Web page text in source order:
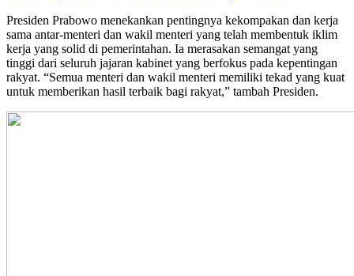
Presiden Prabowo menekankan pentingnya kekompakan dan kerja
sama antar-menteri dan wakil menteri yang telah membentuk iklim
kerja yang solid di pemerintahan. Ia merasakan semangat yang
tinggi dari seluruh jajaran kabinet yang berfokus pada kepentingan
rakyat. “Semua menteri dan wakil menteri memiliki tekad yang kuat
untuk memberikan hasil terbaik bagi rakyat,” tambah Presiden.